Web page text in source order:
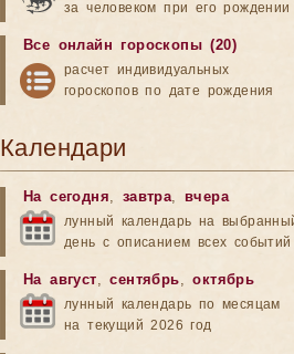
за человеком при его рождении
Все онлайн гороскопы (20)
расчет индивидуальных
гороскопов по дате рождения
Календари
На сегодня, завтра,вчера
лунный календарь на
день с описанием всех событий
На август,сентябрь,октябрь
лунный календарь по месяцам
на текущий 2026 год